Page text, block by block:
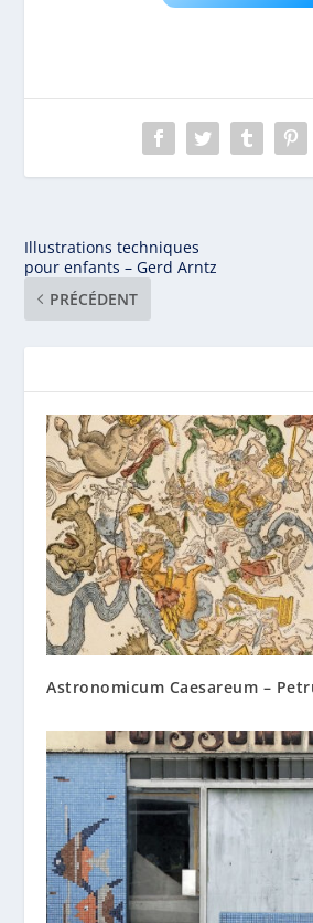
Illustrations techniques
pour enfants – Gerd Arntz
PRÉCÉDENT
Astronomicum Caesareum –